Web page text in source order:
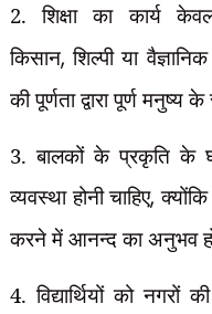
2. शिक्षा का कार्य
किसान,शिल्पी या
की पूर्णता द्वारा पूर्ण
3. बालकों के प्रकृति के
व्यवस्था होनी चाहिए,
करने में आनन्द का अनुभव
4. विद्यार्थियों को नगरों